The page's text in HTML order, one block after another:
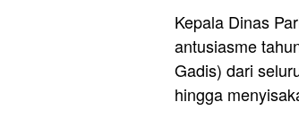
Kepala Dinas
antusiasme
Gadis) dari
hingga